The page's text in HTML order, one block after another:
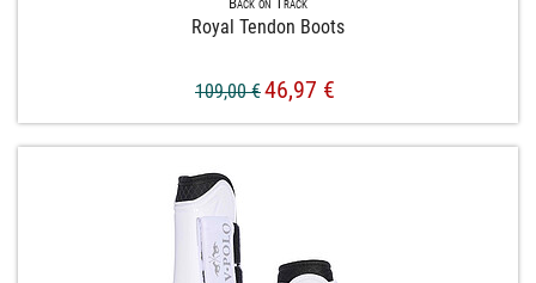
Royal Tendon Boots
109,00 €46,97 €